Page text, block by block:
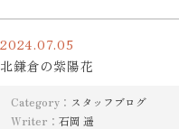
2024.07.05
北鎌倉の紫陽花
Category： スタッフブログ
Writer： 石岡 遥